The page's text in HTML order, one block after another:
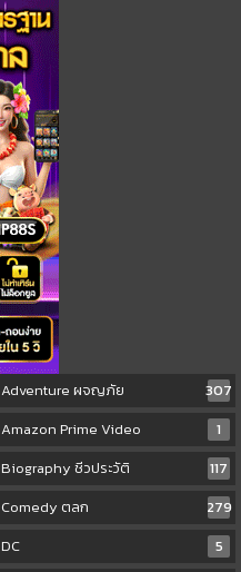
Adventure ผจญภัย
307
Amazon Prime Video
1
Biography ชีวประวัติ
117
Comedy ตลก
279
DC
5